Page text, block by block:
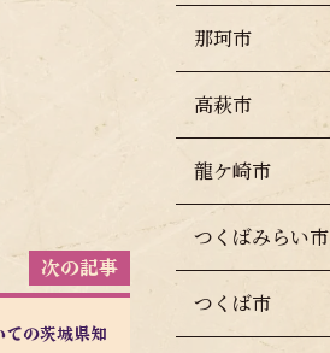
ての茨城県知事表敬訪問（11/2）
那珂市
高萩市
龍ケ崎市
つくばみらい市
つくば市